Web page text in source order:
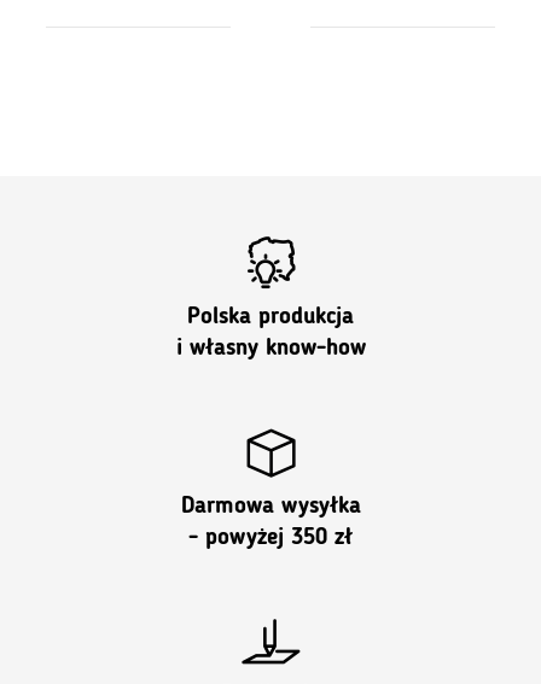
Polska produkcja
i własny know-how
Darmowa wysyłka
- powyżej 350 zł